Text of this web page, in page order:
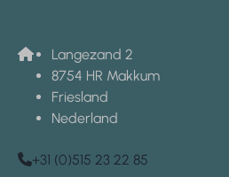
Langezand 2
8754 HR Makkum
Friesland
Nederland
+31 (0)515 23 22 85